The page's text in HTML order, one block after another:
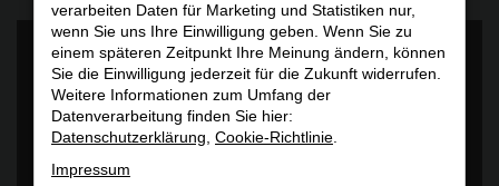
Es wird versucht, Inhalte von www.google.comzu laden. Dabei
können Daten an Dritte weitergegeben werden. Wenn Sie damit
verarbeiten Daten für Marketing und Statistiken nur,
wenn Sie uns Ihre Einwilligung geben. Wenn Sie zu
einem späteren Zeitpunkt Ihre Meinung ändern, können
Sie die Einwilligung jederzeit für die Zukunft widerrufen.
Weitere Informationen zum Umfang der
Datenverarbeitung finden Sie hier:
Datenschutzerklärung Cookie-Richtlinie
Impressum